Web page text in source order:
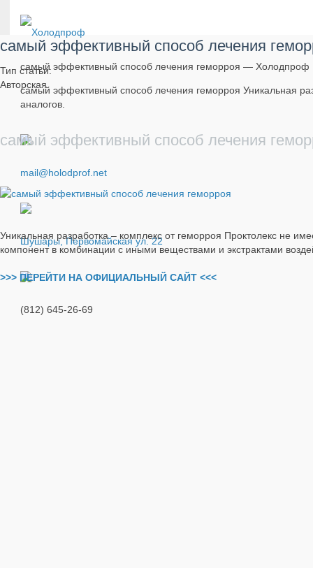
самый эффективный способ лечения геморроя — Холодпроф
самый эффективный способ лечения геморроя Уникальная
аналогов.
mail@holodprof.net
Шушары, Первомайская ул. 22
(812) 645-26-69
самый эффективный способ лечения
Тип статьи:
Авторская
самый эффективный способ лечения
Уникальная разработка – комплекс от геморроя Проктолекс не
компонент в комбинации с иными веществами и экстрактами
>>> ПЕРЕЙТИ НА ОФИЦИАЛЬНЫЙ САЙТ <<<